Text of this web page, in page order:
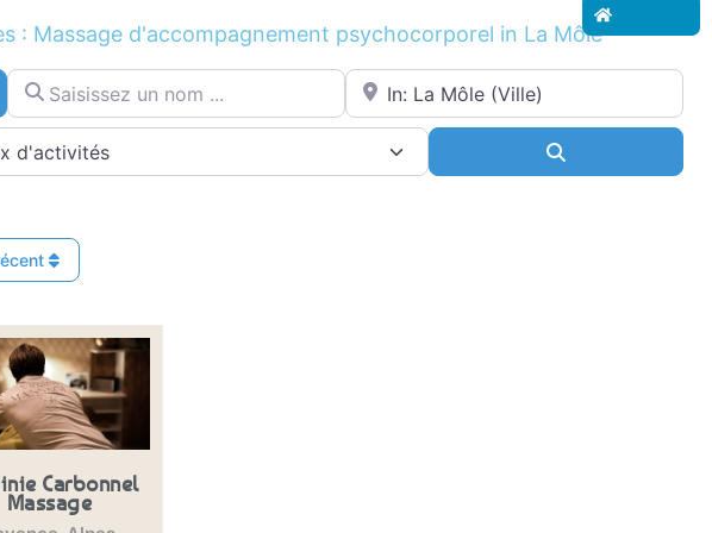
: Massage d'accompagnement psychocorporel in La Môle
par distance
Saisissez un nom ... Proche de...
Carbonnel
Massage